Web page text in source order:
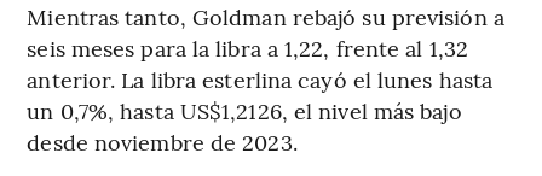
Mientras tanto, Goldman rebajó su previsión a
seis meses para la libra a 1,22, frente al 1,32
anterior. La libra esterlina cayó el lunes hasta
un 0,7%, hasta US$1,2126, el nivel más bajo
desde noviembre de 2023.